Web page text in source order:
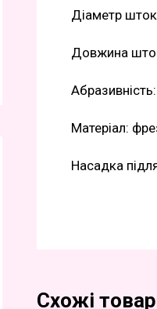
Діаметр
Довжина
Матеріал:
Насадка
Схожі